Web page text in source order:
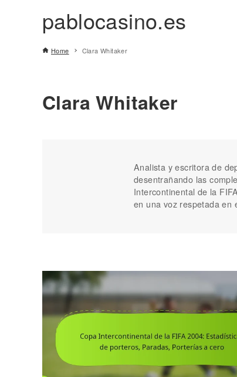
pablocasino.es
Home Clara Whitaker
Clara Whitaker
Analista y escritora de
desentrañando las
Intercontinental de la
en una voz respetada en